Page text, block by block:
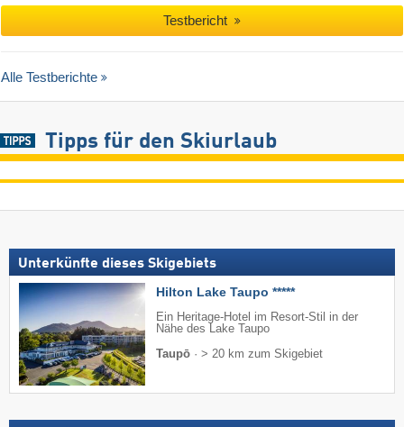
Testbericht
Alle Testberichte
Tipps für den Skiurlaub
Unterkünfte dieses Skigebiets
Hilton Lake Taupo *****
Ein Heritage-Hotel im Resort-Stil in der
Nähe des Lake Taupo
Taupō · > 20 km zum Skigebiet